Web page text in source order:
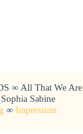
∞ All That We Are
Sabine
∞ Impressum